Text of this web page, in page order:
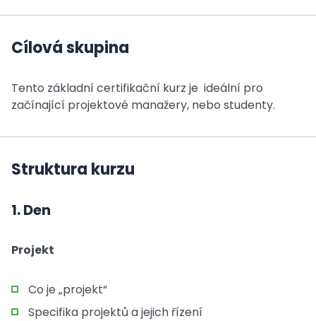
Cílová skupina
Tento základní certifikační kurz je ideální pro
začínající projektové manažery, nebo studenty.
Struktura kurzu
1. Den
Projekt
Co je „projekt“
Specifika projektů a jejich řízení